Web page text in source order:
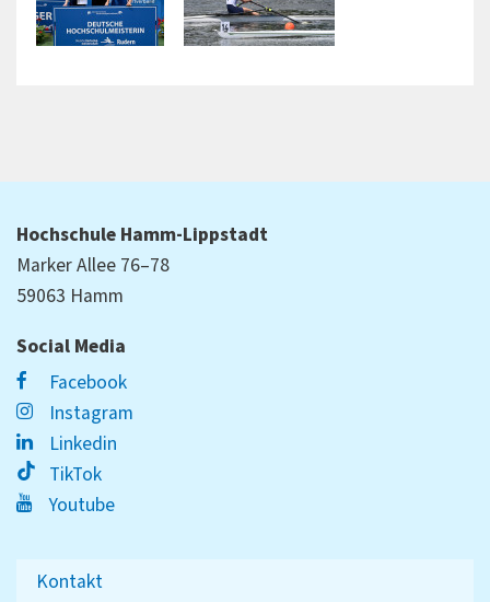
Hochschule Hamm-Lippstadt
Marker Allee 76–78
59063 Hamm
Social Media
Facebook
Instagram
Linkedin
TikTok
Youtube
Kontakt